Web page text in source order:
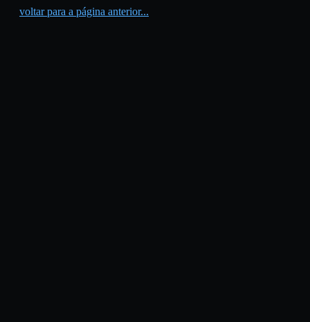
voltar para a página anterior...